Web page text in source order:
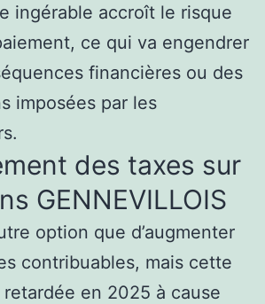
ingérable accroît le risque
ce qui va engendrer
financières ou des
imposées par les
des taxes sur
GENNEVILLOIS
option que d’augmenter
contribuables, mais cette
en 2025 à cause